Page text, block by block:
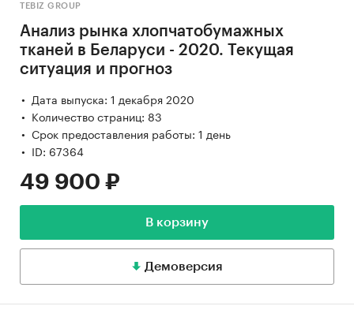
TEBIZ GROUP
Анализ рынка хлопчатобумажных
тканей в Беларуси - 2020. Текущая
ситуация и прогноз
Дата выпуска: 1 декабря 2020
Количество страниц: 83
Срок предоставления работы: 1 день
ID: 67364
49 900 ₽
В корзину
Демоверсия